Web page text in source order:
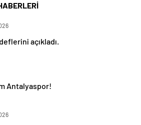
açıkladı.
Antalyaspor!